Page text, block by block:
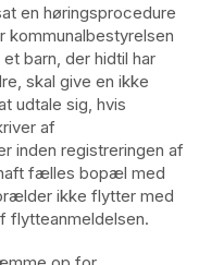
en høringsprocedure
kommunalbestyrelsen
barn, der hidtil har
skal give en ikke
udtale sig, hvis
af
inden registreringen af
fælles bopæl med
ikke flytter med
flytteanmeldelsen.